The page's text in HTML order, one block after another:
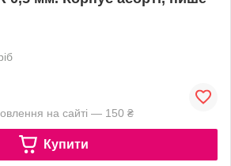
на сайті — 150 ₴
Купити